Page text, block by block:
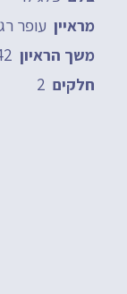
מראיין עופר
משך הראיון
חלקים